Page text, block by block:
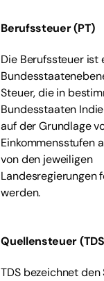
Berufssteuer (PT)
Die Berufssteuer ist
Steuer, die in
Bundesstaaten
auf der Grundlage
Einkommensstufen
von den jeweiligen
Landesregierungen
werden.
Quellensteuer
TDS bezeichnet den